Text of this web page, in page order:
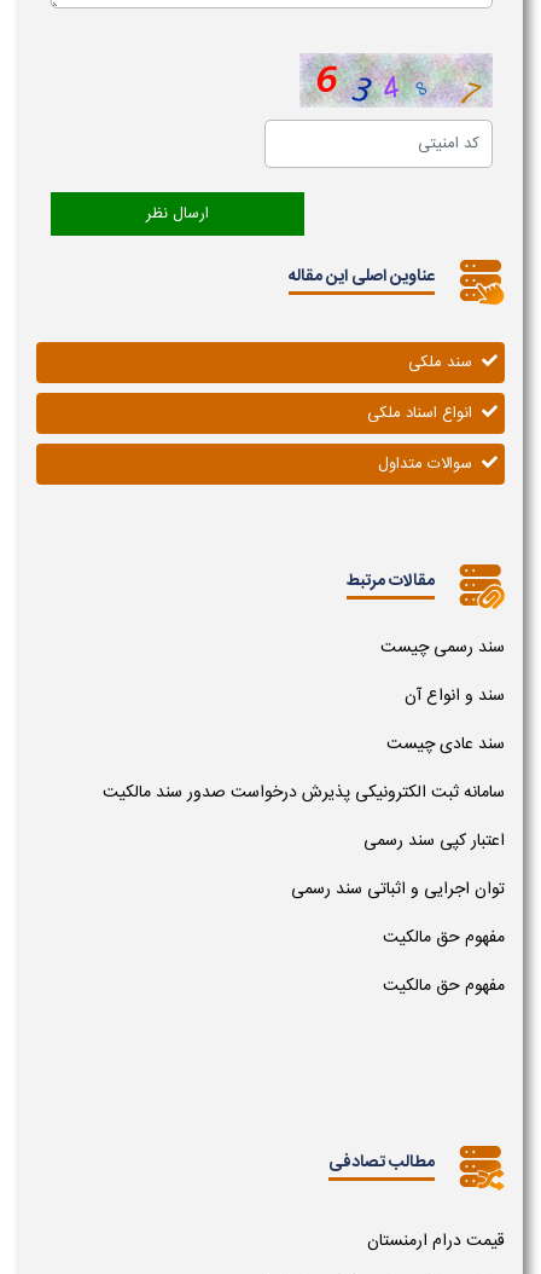
عناوین اصلی این مقاله
سند ملکی
انواع اسناد ملکی
سوالات متداول
مقالات مرتبط
سند رسمی چیست
سند و انواع آن
سند عادی چیست
سامانه ثبت الکترونیکی پذیرش درخواست صدور سند مالکیت
اعتبار کپی سند رسمی
توان اجرایی و اثباتی سند رسمی
مفهوم حق مالکیت
مفهوم حق مالکیت
مطالب تصادفی
قیمت درام ارمنستان